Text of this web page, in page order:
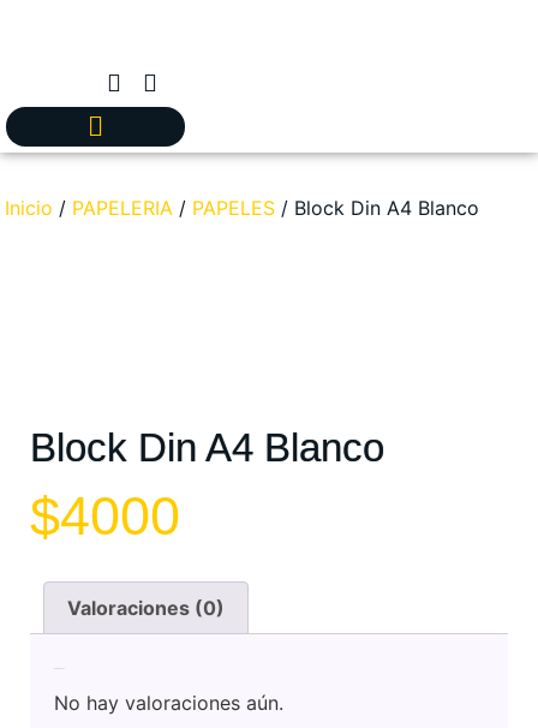
Inicio / PAPELERIA / PAPELES / Block Din A4 Blanco
Block Din A4 Blanco
$4000
Valoraciones (0)
No hay valoraciones aún.